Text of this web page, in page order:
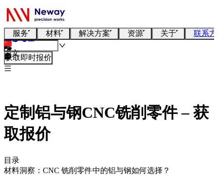
服务 材料 解决方案 资源 关于 联系
中文
获取即时报价
定制铝与钢CNC铣削零件 – 获
取报价
目录
材料洞察：CNC 铣削零件中的铝与钢如何选择？